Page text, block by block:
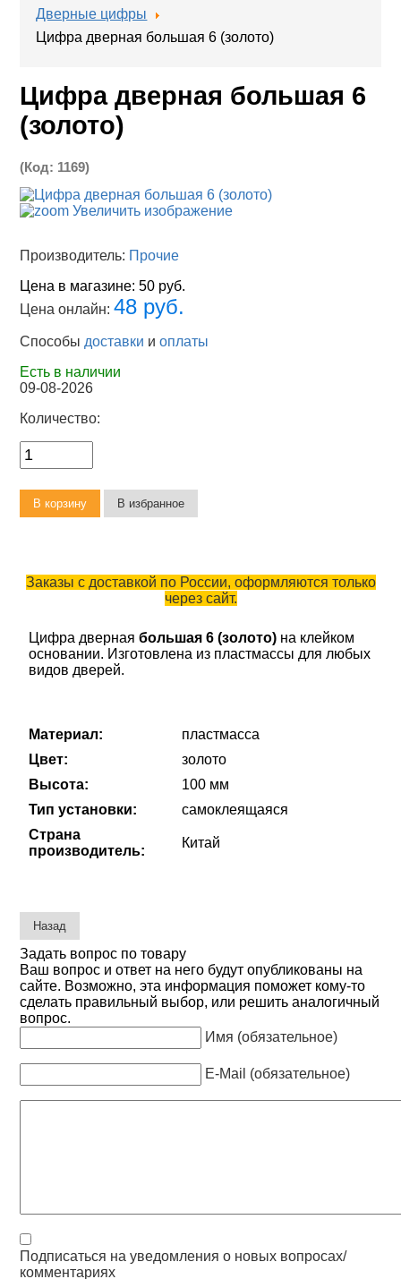
Дверные цифры
Цифра дверная большая 6 (золото)
Цифра дверная большая 6
(золото)
(Код: 1169)
Увеличить изображение
Производитель: Прочие
Цена в магазине:50 руб.
Цена онлайн:48 руб.
Способы доставки иоплаты
Есть в наличии
09-08-2026
Количество:
Заказы с доставкой по России, оформляются только
через сайт.
Цифра двернаябольшая 6 (золото) на клейком
основании. Изготовлена из пластмассы для любых
видов дверей.
Материал:
пластмасса
Цвет:
золото
Высота:
100 мм
Тип установки:
самоклеящаяся
Страна
производитель:
Китай
Задать вопрос по товару
Ваш вопрос и ответ на него будут опубликованы на
сайте. Возможно, эта информация поможет кому-то
сделать правильный выбор, или решить аналогичный
вопрос.
Имя (обязательное)
E-Mail (обязательное)
Подписаться на уведомления о новых вопросах/
комментариях